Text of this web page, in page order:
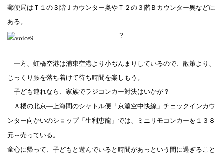
郵便局はＴ１の３階Ｊカウンター奥やＴ２の３階Ｂカウンター奥などに
ある。
?
一方、虹橋空港は浦東空港より小ぢんまりしているので、散策より、
じっくり腰を落ち着けて待ち時間を楽しもう。
子ども連れなら、家族でラジコンカー対決はいかが？
Ａ楼の北京―上海間のシャトル便「京滬空中快線」チェックインカウ
ンター向かいのショップ「生利恵龍」では、ミニリモコンカーを１３８
元～売っている。
童心に帰って、子どもと遊んでいると時間があっという間に過ぎること